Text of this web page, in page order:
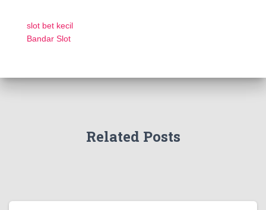
slot bet kecil
Bandar Slot
Related Posts